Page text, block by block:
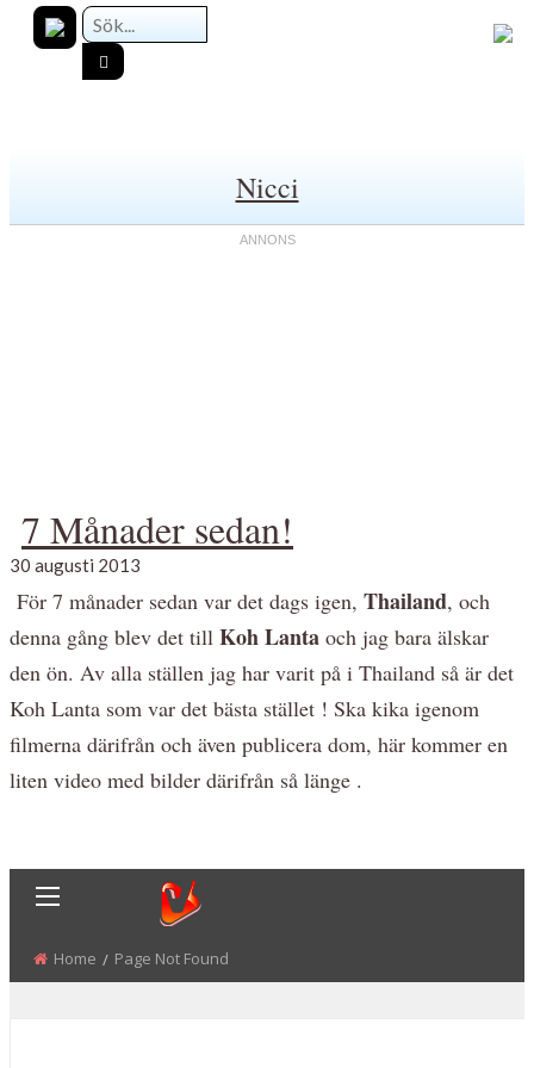
Nicci
7 Månader sedan!
30 augusti 2013
För 7 månader sedan var det dags igen, Thailand, och
denna gång blev det till Koh Lanta och jag bara älskar
den ön. Av alla ställen jag har varit på i Thailand så är det
Koh Lanta som var det bästa stället ! Ska kika igenom
filmerna därifrån och även publicera dom, här kommer en
liten video med bilder därifrån så länge .